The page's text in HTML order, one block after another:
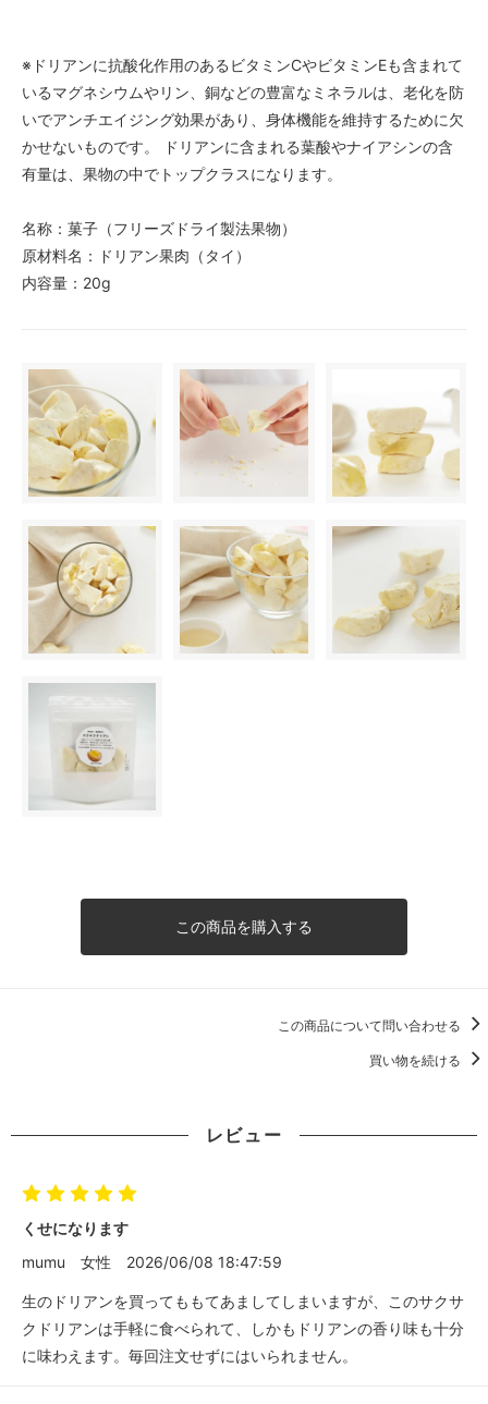
※ドリアンに抗酸化作用のあるビタミンCやビタミンEも含まれて
いるマグネシウムやリン、銅などの豊富なミネラルは、老化を防
いでアンチエイジング効果があり、身体機能を維持するために欠
かせないものです。 ドリアンに含まれる葉酸やナイアシンの含
有量は、果物の中でトップクラスになります。
名称：菓子（フリーズドライ製法果物）
原材料名：ドリアン果肉（タイ）
内容量：20g
この商品を購入する
この商品について問い合わせる
買い物を続ける
レビュー
くせになります
mumu
女性 2026/06/08 18:47:59
生のドリアンを買ってももてあましてしまいますが、このサクサ
クドリアンは手軽に食べられて、しかもドリアンの香り味も十分
に味わえます。毎回注文せずにはいられません。